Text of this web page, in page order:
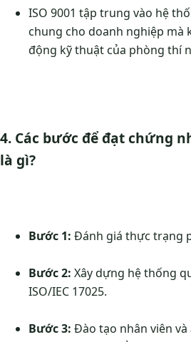
ISO 9001 tập trung vào hệ
chung cho doanh nghiệp mà
động kỹ thuật của phòng thí
4. Các bước để đạt chứng
là gì?
Bước 1: Đánh giá thực trạng
Bước 2: Xây dựng hệ thống
ISO/IEC 17025.
Bước 3: Đào tạo nhân viên